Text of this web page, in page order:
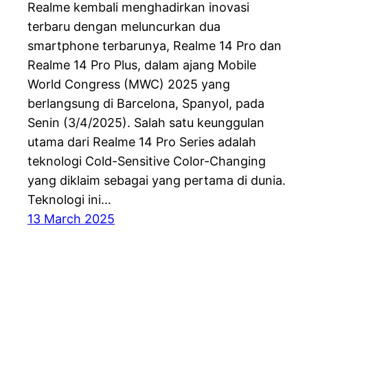
Realme kembali menghadirkan inovasi
terbaru dengan meluncurkan dua
smartphone terbarunya, Realme 14 Pro dan
Realme 14 Pro Plus, dalam ajang Mobile
World Congress (MWC) 2025 yang
berlangsung di Barcelona, Spanyol, pada
Senin (3/4/2025). Salah satu keunggulan
utama dari Realme 14 Pro Series adalah
teknologi Cold-Sensitive Color-Changing
yang diklaim sebagai yang pertama di dunia.
Teknologi ini…
13 March 2025